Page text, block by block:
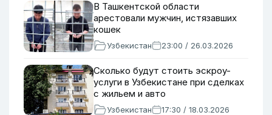
В Ташкентской области
арестовали мужчин, истязавших
кошек
Узбекистан 23:00 / 26.03.2026
Сколько будут стоить эскроу-
услуги в Узбекистане при сделках
с жильем и авто
Узбекистан 17:30 / 18.03.2026